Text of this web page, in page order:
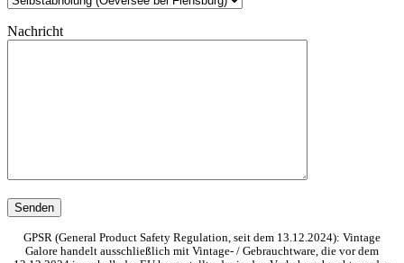
Nachricht
GPSR (General Product Safety Regulation, seit dem 13.12.2024): Vintage
Galore handelt ausschließlich mit Vintage- / Gebrauchtware, die vor dem